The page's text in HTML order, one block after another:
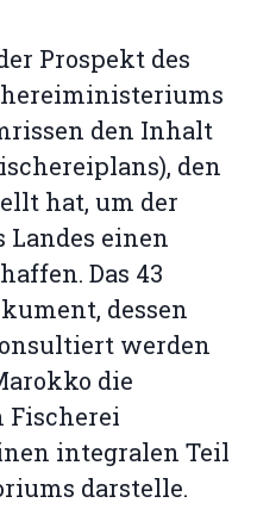
Prospekt des
den Inhalt
den
hat, um der
einen
Das 43
dessen
werden
die
Fischerei
integralen Teil
darstelle.